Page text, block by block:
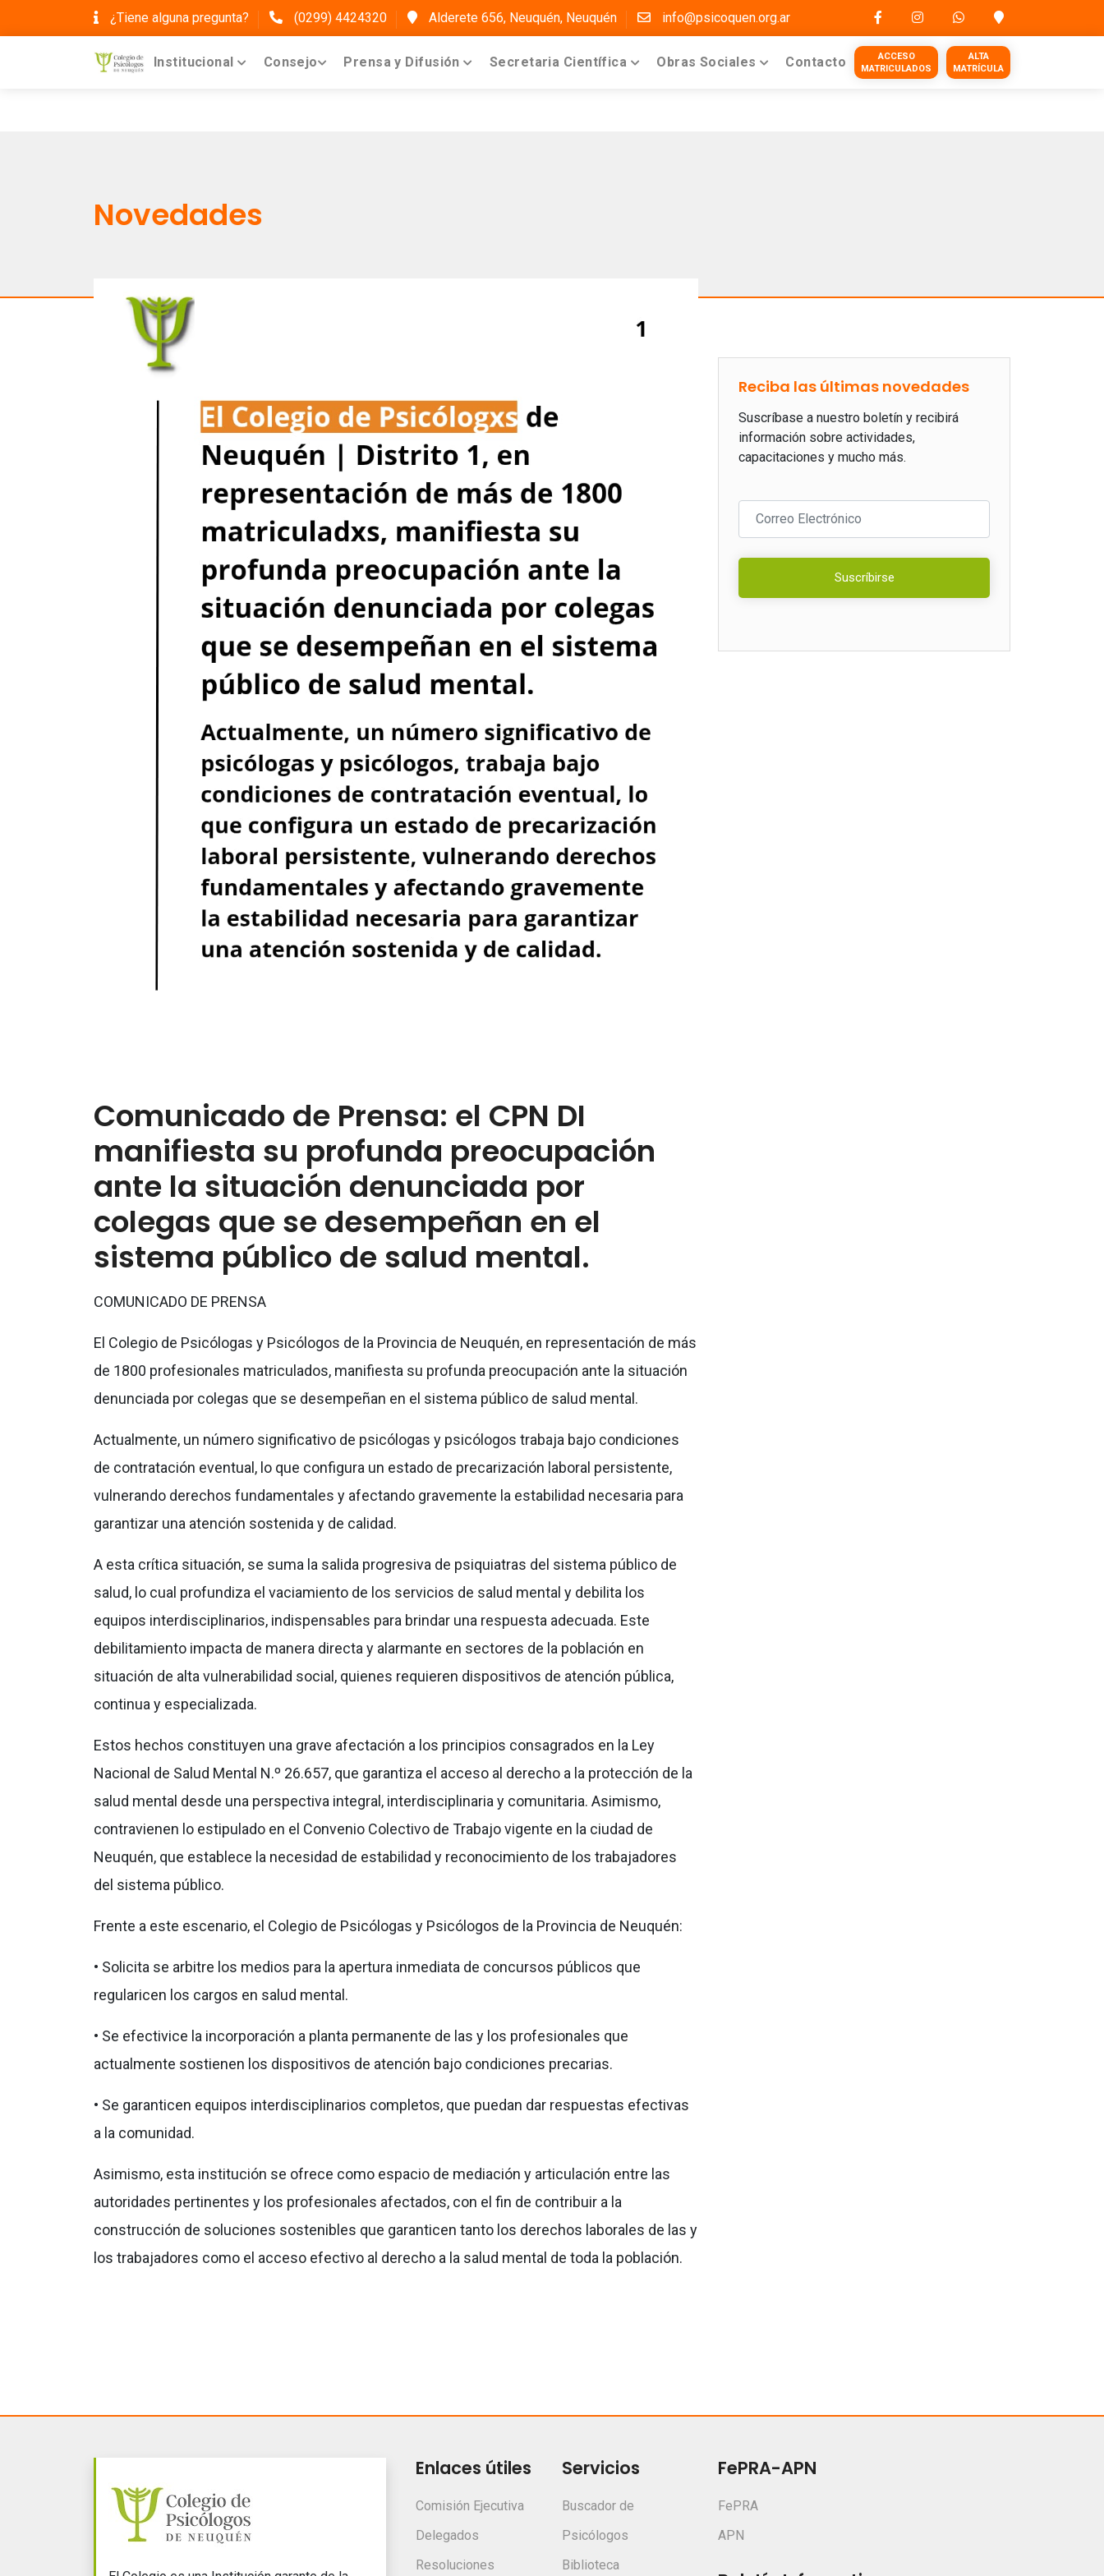
¿Tiene alguna pregunta? (0299) 4424320 Alderete 656, Neuquén, Neuquén info@psicoquen.org.ar
Institucional Consejo Prensa y Difusión Secretaria Científica Obras Sociales Contacto
ACCESO
MATRICULADOS
ALTA
MATRÍCULA
Novedades
Comunicado de Prensa: el CPN DI
manifiesta su profunda preocupación
ante la situación denunciada por
colegas que se desempeñan en el
sistema público de salud mental.
COMUNICADO DE PRENSA
El Colegio de Psicólogas y Psicólogos de la Provincia de Neuquén, en representación de más
de 1800 profesionales matriculados, manifiesta su profunda preocupación ante la situación
denunciada por colegas que se desempeñan en el sistema público de salud mental.
Actualmente, un número significativo de psicólogas y psicólogos trabaja bajo condiciones
de contratación eventual, lo que configura un estado de precarización laboral persistente,
vulnerando derechos fundamentales y afectando gravemente la estabilidad necesaria para
garantizar una atención sostenida y de calidad.
A esta crítica situación, se suma la salida progresiva de psiquiatras del sistema público de
salud, lo cual profundiza el vaciamiento de los servicios de salud mental y debilita los
equipos interdisciplinarios, indispensables para brindar una respuesta adecuada. Este
debilitamiento impacta de manera directa y alarmante en sectores de la población en
situación de alta vulnerabilidad social, quienes requieren dispositivos de atención pública,
continua y especializada.
Estos hechos constituyen una grave afectación a los principios consagrados en la Ley
Nacional de Salud Mental N.º 26.657, que garantiza el acceso al derecho a la protección de la
salud mental desde una perspectiva integral, interdisciplinaria y comunitaria. Asimismo,
contravienen lo estipulado en el Convenio Colectivo de Trabajo vigente en la ciudad de
Neuquén, que establece la necesidad de estabilidad y reconocimiento de los trabajadores
del sistema público.
Frente a este escenario, el Colegio de Psicólogas y Psicólogos de la Provincia de Neuquén:
• Solicita se arbitre los medios para la apertura inmediata de concursos públicos que
regularicen los cargos en salud mental.
• Se efectivice la incorporación a planta permanente de las y los profesionales que
actualmente sostienen los dispositivos de atención bajo condiciones precarias.
• Se garanticen equipos interdisciplinarios completos, que puedan dar respuestas efectivas
a la comunidad.
Asimismo, esta institución se ofrece como espacio de mediación y articulación entre las
autoridades pertinentes y los profesionales afectados, con el fin de contribuir a la
construcción de soluciones sostenibles que garanticen tanto los derechos laborales de las y
los trabajadores como el acceso efectivo al derecho a la salud mental de toda la población.
Reciba las últimas novedades
Suscríbase a nuestro boletín y recibirá
información sobre actividades,
capacitaciones y mucho más.
Suscríbirse
Enlaces útiles
Comisión Ejecutiva
Delegados
Resoluciones
Servicios
Buscador de
Psicólogos
Biblioteca
FePRA-APN
FePRA
APN